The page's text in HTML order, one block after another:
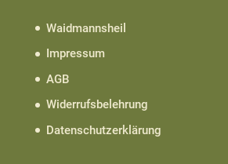
Waidmannsheil
Impressum
AGB
Widerrufsbelehrung
Datenschutzerklärung